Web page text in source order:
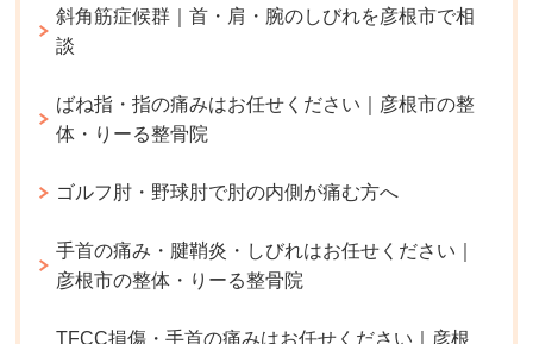
斜角筋症候群｜首・肩・腕のしびれを彦根市で相
談
ばね指・指の痛みはお任せください｜彦根市の整
体・りーる整骨院
ゴルフ肘・野球肘で肘の内側が痛む方へ
手首の痛み・腱鞘炎・しびれはお任せください｜
彦根市の整体・りーる整骨院
TFCC損傷・手首の痛みはお任せください｜彦根